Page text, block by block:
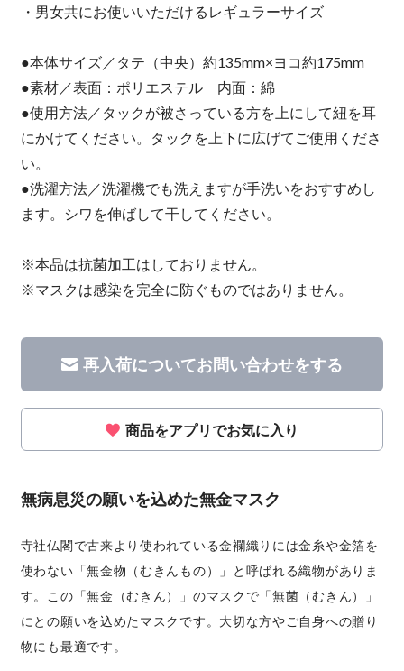
・男女共にお使いいただけるレギュラーサイズ
●本体サイズ／タテ（中央）約135mm×ヨコ約175mm
●素材／表面：ポリエステル 内面：綿
●使用方法／タックが被さっている方を上にして紐を耳
にかけてください。タックを上下に広げてご使用くださ
い。
●洗濯方法／洗濯機でも洗えますが手洗いをおすすめし
ます。シワを伸ばして干してください。
※本品は抗菌加工はしておりません。
※マスクは感染を完全に防ぐものではありません。
再入荷についてお問い合わせをする
商品をアプリでお気に入り
無病息災の願いを込めた無金マスク
寺社仏閣で古来より使われている金襴織りには金糸や金箔を
使わない「無金物（むきんもの）」と呼ばれる織物がありま
す。この「無金（むきん）」のマスクで「無菌（むきん）」
にとの願いを込めたマスクです。大切な方やご自身への贈り
物にも最適です。